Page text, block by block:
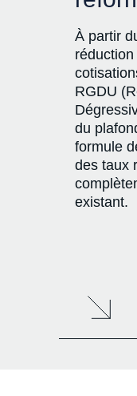
À partir
RGDU
du
formule
des taux
existant.